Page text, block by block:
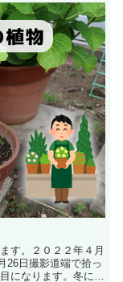
す。２０２２年４月
26日撮影道端で拾っ
になります。冬には